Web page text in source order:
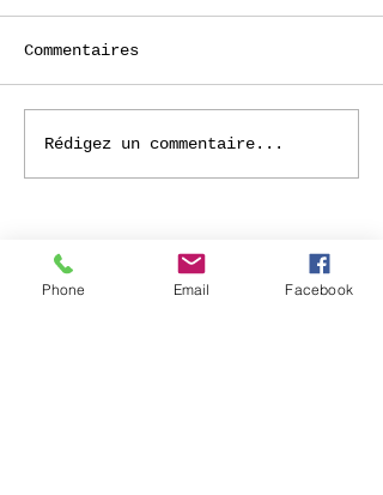
Commentaires
Rédigez un commentaire...
© 2026 Académie de Dessin et
Phone Email Facebook